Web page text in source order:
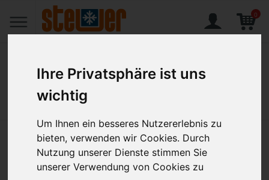
Ihre Privatsphäre ist uns
wichtig
Um Ihnen ein besseres Nutzererlebnis zu
bieten, verwenden wir Cookies. Durch
Nutzung unserer Dienste stimmen Sie
unserer Verwendung von Cookies zu
0
Home Produkte
Getränkebehälter CE 20,00 l / ø
307 x 576 mm